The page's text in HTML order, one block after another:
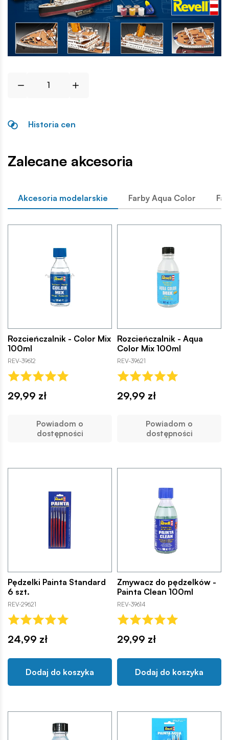
Historia cen
Zalecane akcesoria
Akcesoria modelarskie Farby Aqua Color
Rozcieńczalnik - Color Mix
100ml
REV-39612
29,99 zł
Powiadom o
dostępności
Rozcieńczalnik - Aqua
Color Mix 100ml
REV-39621
29,99 zł
Powiadom o
dostępności
Pędzelki Painta Standard
6 szt.
REV-29621
24,99 zł
Dodaj do koszyka
Zmywacz do pędzelków -
Painta Clean 100ml
REV-39614
29,99 zł
Dodaj do koszyka